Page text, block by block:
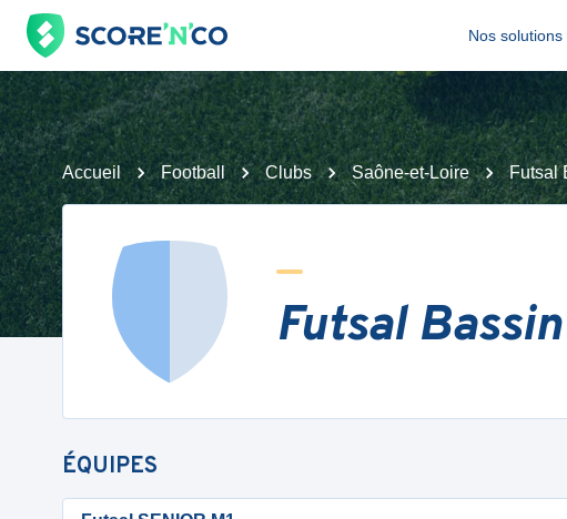
Nos solutions
Accueil Football Clubs Saône-et-Loire Futsal
Futsal
ÉQUIPES